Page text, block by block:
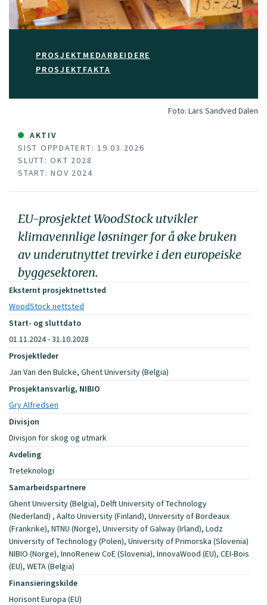
PROSJEKTMEDARBEIDERE
PROSJEKTFAKTA
Foto: Lars Sandved Dalen
AKTIV
SIST OPPDATERT: 19.03.2026
SLUTT: OKT 2028
START: NOV 2024
EU-prosjektet WoodStock utvikler
klimavennlige løsninger for å øke bruken
av underutnyttet trevirke i den europeiske
byggesektoren.
Eksternt prosjektnettsted
WoodStock nettsted
Start- og sluttdato
01.11.2024 - 31.10.2028
Prosjektleder
Jan Van den Bulcke, Ghent University (Belgia)
Prosjektansvarlig, NIBIO
Gry Alfredsen
Divisjon
Divisjon for skog og utmark
Avdeling
Treteknologi
Samarbeidspartnere
Ghent University (Belgia), Delft University of Technology
(Nederland) , Aalto University (Finland), University of Bordeaux
(Frankrike), NTNU (Norge), University of Galway (Irland), Lodz
University of Technology (Polen), University of Primorska (Slovenia)
NIBIO (Norge), InnoRenew CoE (Slovenia), InnovaWood (EU), CEI-Bois
(EU), WETA (Belgia)
Finansieringskilde
Horisont Europa (EU)